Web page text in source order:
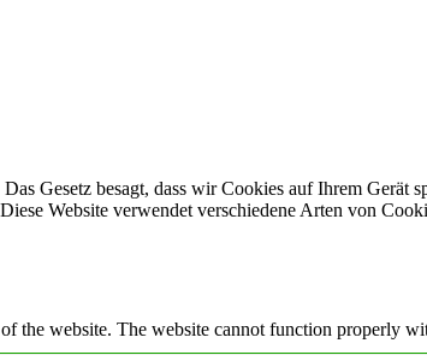
Gesetz besagt, dass wir Cookies auf Ihrem Gerät
Website verwendet verschiedene Arten von
the website. The website cannot function properly